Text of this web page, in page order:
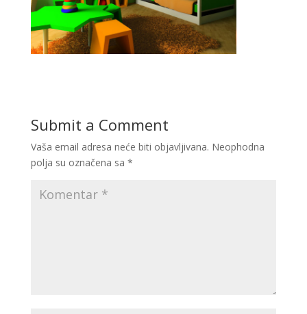
Submit a Comment
Vaša email adresa neće biti objavljivana. Neophodna
polja su označena sa *